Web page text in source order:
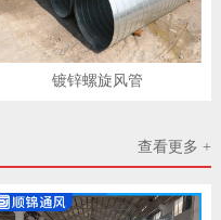
镀锌螺旋风管
查看更多 +